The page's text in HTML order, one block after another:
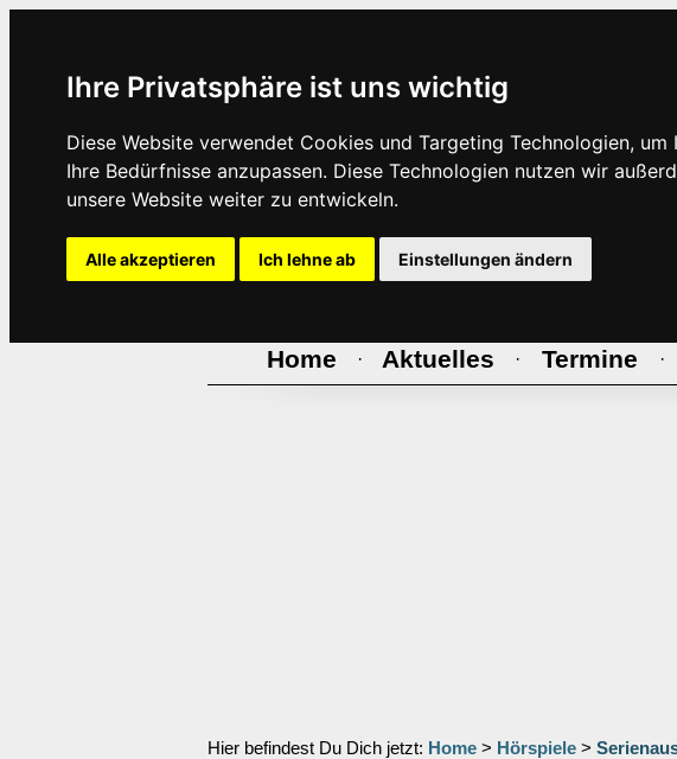
Ihre Privatsphäre ist uns wichtig
Diese Website verwendet Cookies und Targeting Technologien,
Ihre Bedürfnisse anzupassen. Diese Technologien nutzen wir
unsere Website weiter zu entwickeln.
Alle akzeptieren Ich lehne ab Einstellungen ändern
Home · Aktuelles · Termine ·
Hier befindest Du Dich jetzt: Home > Hörspiele >